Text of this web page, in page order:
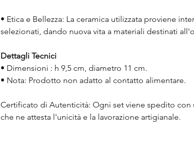
• Etica e Bellezza: La ceramica utilizzata proviene
selezionati, dando nuova vita a materiali destinati
Dettagli Tecnici
• Dimensioni : h 9,5 cm, diametro 11 cm.
• Nota: Prodotto non adatto al contatto alimentare.
Certificato di Autenticità: Ogni set viene spedito con
che ne attesta l'unicità e la lavorazione artigianale.